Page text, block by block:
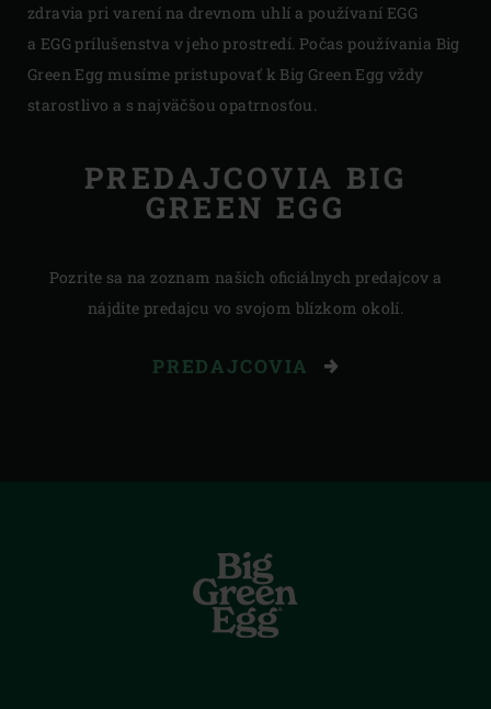
zdravia pri varení na drevnom uhlí a používaní EGG
a EGG prílušenstva v jeho prostredí. Počas používania Big
Green Egg musíme pristupovať k Big Green Egg vždy
starostlivo a s najväčšou opatrnosťou.
PREDAJCOVIA BIG
GREEN EGG
Pozrite sa na zoznam našich oficiálnych predajcov a
nájdite predajcu vo svojom blízkom okolí.
PREDAJCOVIA